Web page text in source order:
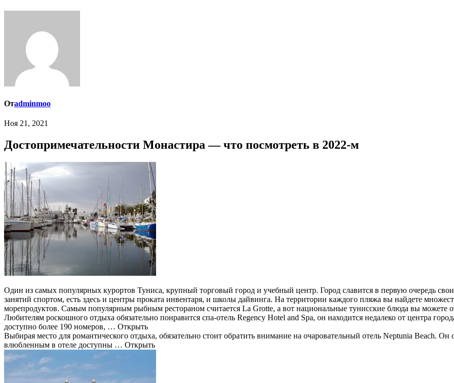
Отadminmoo
Ноя 21, 2021
Достопримечательности Монастира — что посмотреть в 2022-м
Один из самых популярных курортов Туниса, крупный торговый город и учебный центр. Город славится в первую очередь
занятий спортом, есть здесь и центры проката инвентаря, и школы дайвинга. На территории каждого пляжа вы найдете
морепродуктов. Самым популярным рыбным рестораном считается La Grotte, а вот национальные тунисские блюда вы можете
Любителям роскошного отдыха обязательно понравится спа-отель Regency Hotel and Spa, он находится недалеко от центра
доступно более 190 номеров, … Открыть
Выбирая место для романтического отдыха, обязательно стоит обратить внимание на очаровательный отель Neptunia Beach.
влюбленным в отеле доступны … Открыть